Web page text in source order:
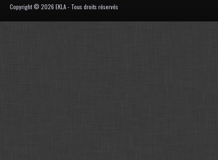
Copyright © 2026 EKLA - Tous droits réservés